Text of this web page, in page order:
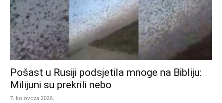
Pošast u Rusiji podsjetila mnoge na Bibliju:
Milijuni su prekrili nebo
7. kolovoza 2026.